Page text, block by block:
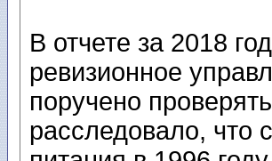
В отчете за 2018
ревизионное
поручено
расследовало, что